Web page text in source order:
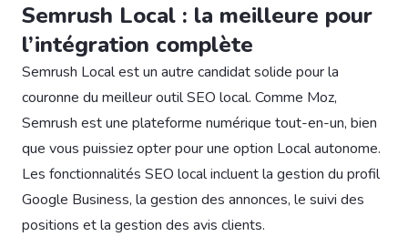
Semrush Local : la meilleure pour
l’intégration complète
Semrush Local est un autre candidat solide pour la
couronne du meilleur outil SEO local. Comme Moz,
Semrush est une plateforme numérique tout-en-un, bien
que vous puissiez opter pour une option Local autonome.
Les fonctionnalités SEO local incluent la gestion du profil
Google Business, la gestion des annonces, le suivi des
positions et la gestion des avis clients.